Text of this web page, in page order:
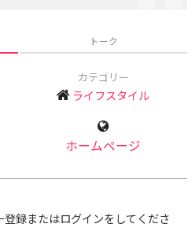
トーク
カテゴリー
ライフスタイル
ホームページ
録またはログインをしてくださ